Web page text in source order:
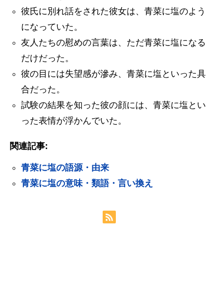
彼氏に別れ話をされた彼女は、青菜に塩のよう
になっていた。
友人たちの慰めの言葉は、ただ青菜に塩になる
だけだった。
彼の目には失望感が滲み、青菜に塩といった具
合だった。
試験の結果を知った彼の顔には、青菜に塩とい
った表情が浮かんでいた。
関連記事:
青菜に塩の語源・由来
青菜に塩の意味・類語・言い換え